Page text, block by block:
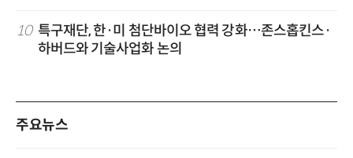
10 특구재단, 한·미 첨단바이오 협력 강화…존스홉킨스·
하버드와 기술사업화 논의
주요뉴스